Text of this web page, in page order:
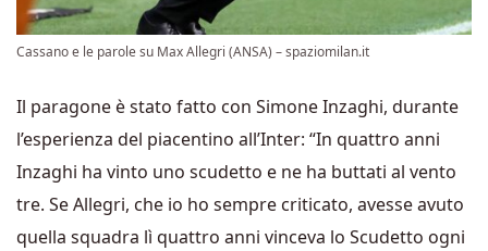
Cassano e le parole su Max Allegri (ANSA) – spaziomilan.it
Il paragone è stato fatto con Simone Inzaghi, durante
l’esperienza del piacentino all’Inter: “In quattro anni
Inzaghi ha vinto uno scudetto e ne ha buttati al vento
tre. Se Allegri, che io ho sempre criticato, avesse avuto
quella squadra lì quattro anni vinceva lo Scudetto ogni